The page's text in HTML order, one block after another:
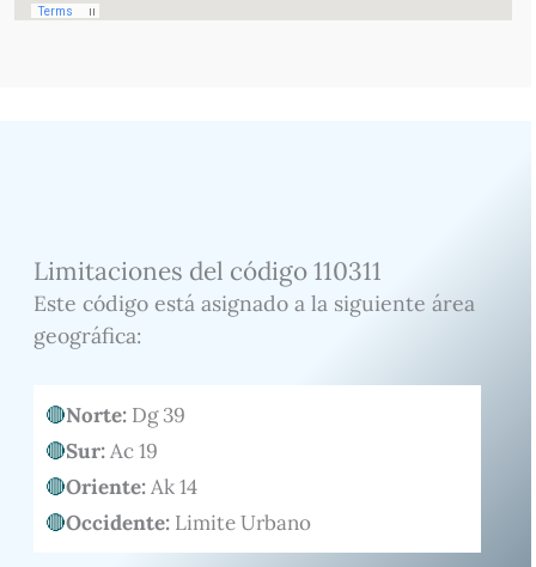
Limitaciones del código 110311
Este código está asignado a la siguiente área
geográfica:
Norte:Dg 39
Sur:Ac 19
Oriente:Ak 14
Occidente:Limite Urbano